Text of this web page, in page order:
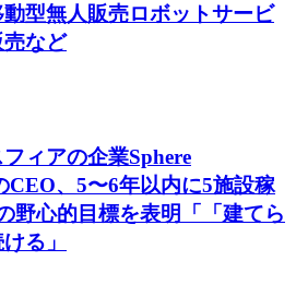
型無人販売ロボットサービ
など
ィアの企業Sphere
CEO、5〜6年以内に5施設稼
野心的目標を表明「「建てら
る」